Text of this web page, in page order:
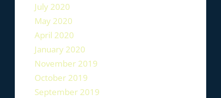
July 2020
May 2020
April 2020
January 2020
November 2019
October 2019
September 2019